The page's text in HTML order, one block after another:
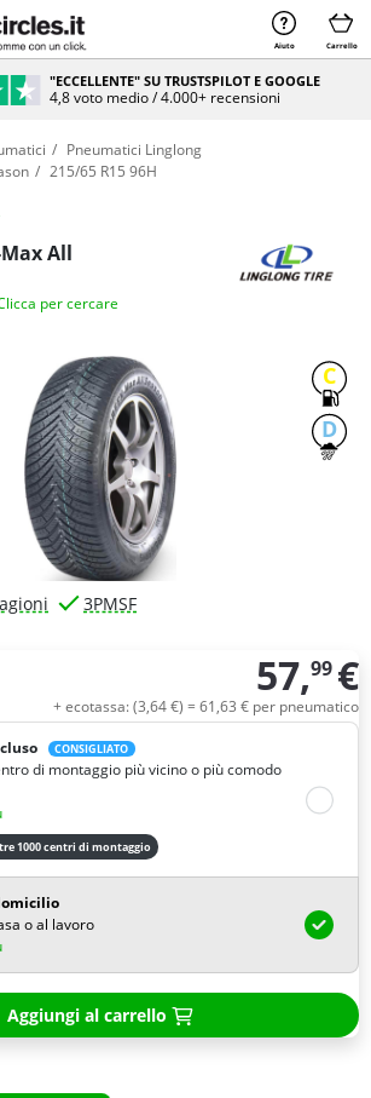
Aiuto Carrello
"ECCELLENTE" SU TRUSTSPILOT E GOOGLE
4,8 voto medio / 4.000+ recensioni
Pneumatici Linglong
215/65 R15 96H
All
per cercare
C
D
3PMSF
57,99 €
+ ecotassa: (3,64€) = 61,63 € per pneumatico
CONSIGLIATO
di montaggio più vicino o più comodo
1000 centri di montaggio
o al lavoro
Aggiungi al carrello